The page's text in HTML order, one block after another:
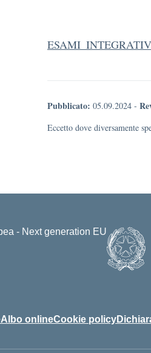
Pubblicato: 05.09.2024 -
Eccetto dove diversamente
Albo onlineCookie policy